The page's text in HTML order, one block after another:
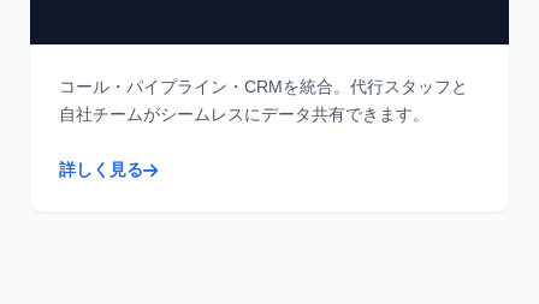
コール・パイプライン・CRMを統合。代行スタッフと
自社チームがシームレスにデータ共有できます。
詳しく見る